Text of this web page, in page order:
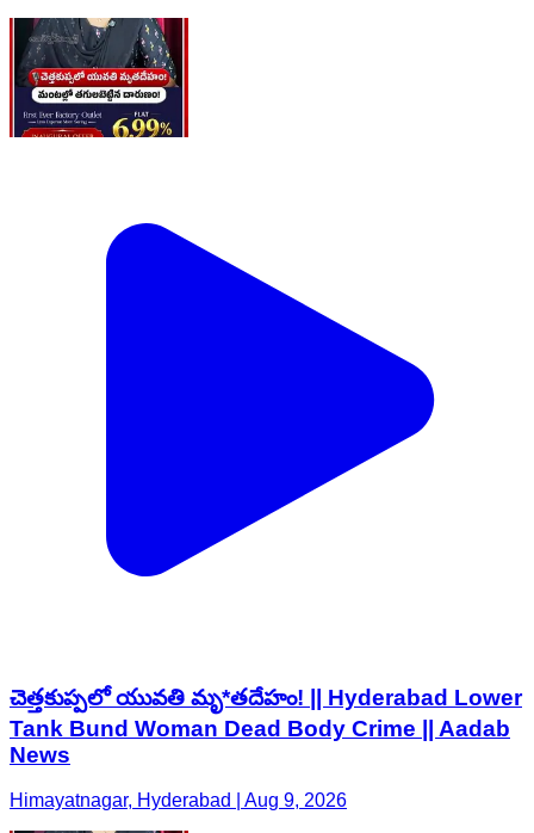
చెత్తకుప్పలో యువతి మృ*తదేహం! || Hyderabad Lower
Tank Bund Woman Dead Body Crime || Aadab
News
Himayatnagar, Hyderabad | Aug 9, 2026